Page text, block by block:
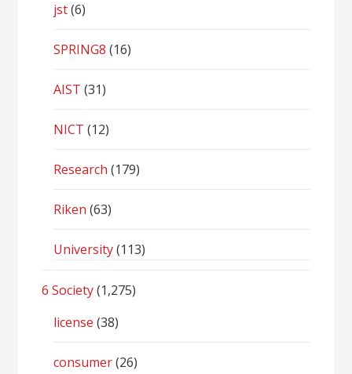
jst(6)
SPRING8 (16)
AIST (31)
NICT (12)
Research (179)
Riken (63)
University(113)
6 Society(1,275)
license (38)
consumer(26)